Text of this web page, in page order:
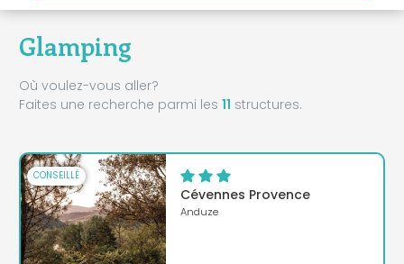
Glamping
Où voulez-vous aller?
Faites une recherche parmi les 11 structures.
CONSEILLÉ
Cévennes Provence
Anduze